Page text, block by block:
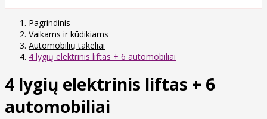
Pagrindinis
Vaikams ir kūdikiams
Automobilių takeliai
4 lygių elektrinis liftas + 6 automobiliai
4 lygių elektrinis liftas + 6
automobiliai